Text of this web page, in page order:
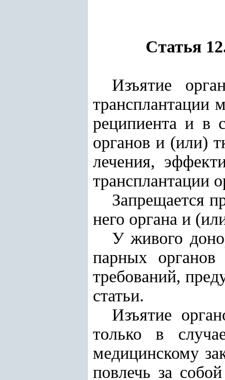
Статья
Изъятие
трансплантации
реципиента и в
органов и (или)
лечения,
трансплантации
Запрещается
него органа и
У живого
парных
требований,
статьи.
Изъятие
только в
медицинскому
повлечь за